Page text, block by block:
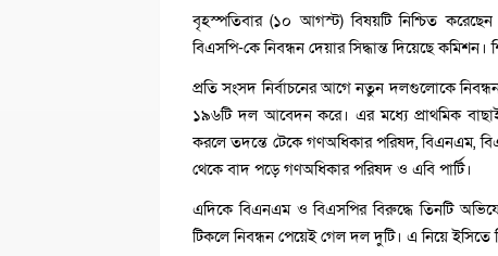
বৃহস্পতিবার (১০ আগস্ট) বিষয়টি নিশ্চিত
বিএসপি-কে নিবন্ধন দেয়ার সিদ্ধান্ত দিয়েছে
প্রতি সংসদ নির্বাচনের আগে নতুন দলগুলোকে
১৯৬টি দল আবেদন করে। এর মধ্যে প্রাথমিক
করলে তদন্তে টেকে গণঅধিকার পরিষদ, বিএনএম,
থেকে বাদ পড়ে গণঅধিকার পরিষদ ও এবি পার্টি।
এদিকে বিএনএম ও বিএসপির বিরুদ্ধে তিনটি
টিকলে নিবন্ধন পেয়েই গেল দল দুটি। এ নিয়ে ইসিতে